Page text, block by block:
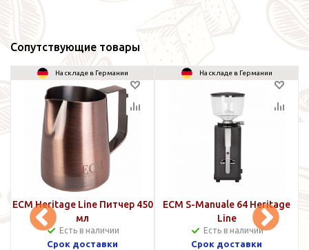
Сопутствующие товары
На складе в Германии
ECM Heritage Line Питчер 450
мл
Есть в наличии
Срок доставки
На складе в Германии
ECM S-Manuale 64 Heritage
Line
Есть в наличии
Срок доставки